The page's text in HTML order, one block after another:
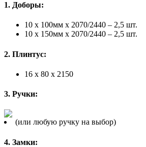
1. Доборы:
10 х 100мм х 2070/2440 – 2,5 шт.
10 х 150мм х 2070/2440 – 2,5 шт.
2. Плинтус:
16 x 80 x 2150
3. Ручки:
(или любую ручку на выбор)
4. Замки: